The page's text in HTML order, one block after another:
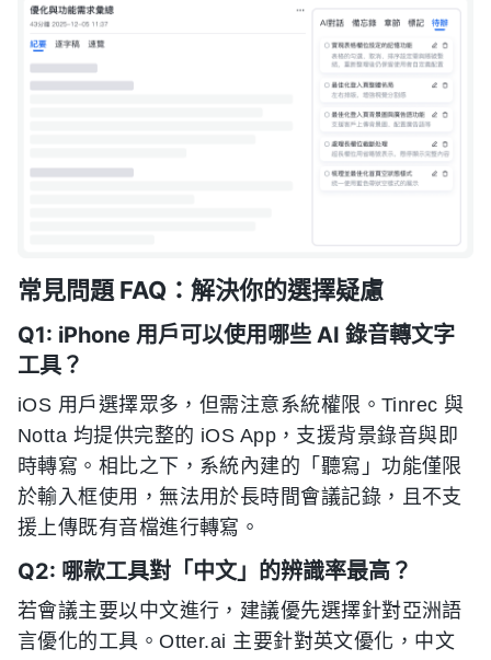
常見問題 FAQ：解決你的選擇疑慮
Q1: iPhone 用戶可以使用哪些 AI 錄音轉文字
工具？
iOS 用戶選擇眾多，但需注意系統權限。Tinrec 與
Notta 均提供完整的 iOS App，支援背景錄音與即
時轉寫。相比之下，系統內建的「聽寫」功能僅限
於輸入框使用，無法用於長時間會議記錄，且不支
援上傳既有音檔進行轉寫。
Q2: 哪款工具對「中文」的辨識率最高？
若會議主要以中文進行，建議優先選擇針對亞洲語
言優化的工具。Otter.ai 主要針對英文優化，中文